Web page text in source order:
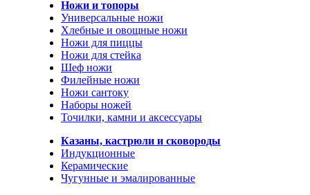
Ножи и топоры
Универсальные ножи
Хлебные и овощные ножи
Ножи для пиццы
Ножи для стейка
Шеф ножи
Филейные ножи
Ножи сантоку
Наборы ножей
Точилки, камни и аксессуары
Казаны, кастрюли и сковороды
Индукционные
Керамические
Чугунные и эмалированные